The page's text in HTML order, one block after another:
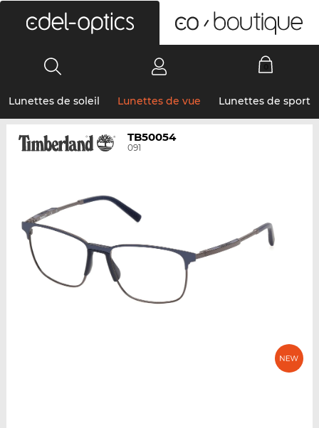
Lunettes de soleil Lunettes de vue Lunettes de sport
TB50054
091